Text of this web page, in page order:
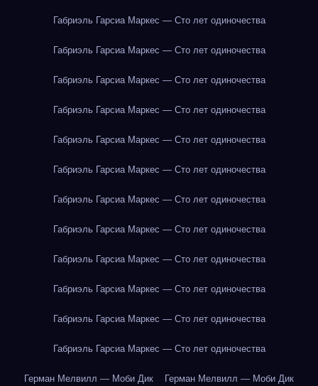
Габриэль Гарсиа Маркес — Сто лет одиночества
Габриэль Гарсиа Маркес — Сто лет одиночества
Габриэль Гарсиа Маркес — Сто лет одиночества
Габриэль Гарсиа Маркес — Сто лет одиночества
Габриэль Гарсиа Маркес — Сто лет одиночества
Габриэль Гарсиа Маркес — Сто лет одиночества
Габриэль Гарсиа Маркес — Сто лет одиночества
Габриэль Гарсиа Маркес — Сто лет одиночества
Габриэль Гарсиа Маркес — Сто лет одиночества
Габриэль Гарсиа Маркес — Сто лет одиночества
Габриэль Гарсиа Маркес — Сто лет одиночества
Габриэль Гарсиа Маркес — Сто лет одиночества
Герман Мелвилл — Моби Дик Герман Мелвилл — Моби Дик